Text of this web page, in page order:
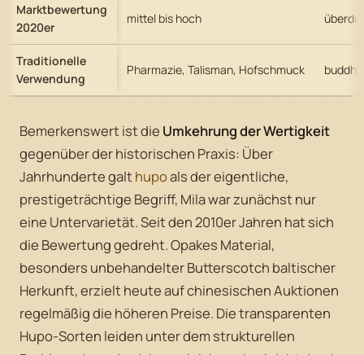
Marktbewertung
2020er
mittel bis hoch
Traditionelle
Verwendung
Pharmazie, Talisman, Hofschmuck
Bemerkenswert ist die Umkehrung der Wertigkeit
gegenüber der historischen Praxis: Über
Jahrhunderte galt hupoals der eigentliche,
prestigeträchtige Begriff, Mila war zunächst nur
eine Untervarietät. Seit den 2010er Jahren hat sich
die Bewertung gedreht. Opakes Material,
besonders unbehandelter Butterscotch baltischer
Herkunft, erzielt heute auf chinesischen Auktionen
regelmäßig die höheren Preise. Die transparenten
Hupo-Sorten leiden unter dem strukturellen